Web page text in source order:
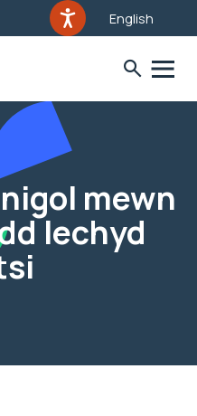
English
mewn
Iechyd